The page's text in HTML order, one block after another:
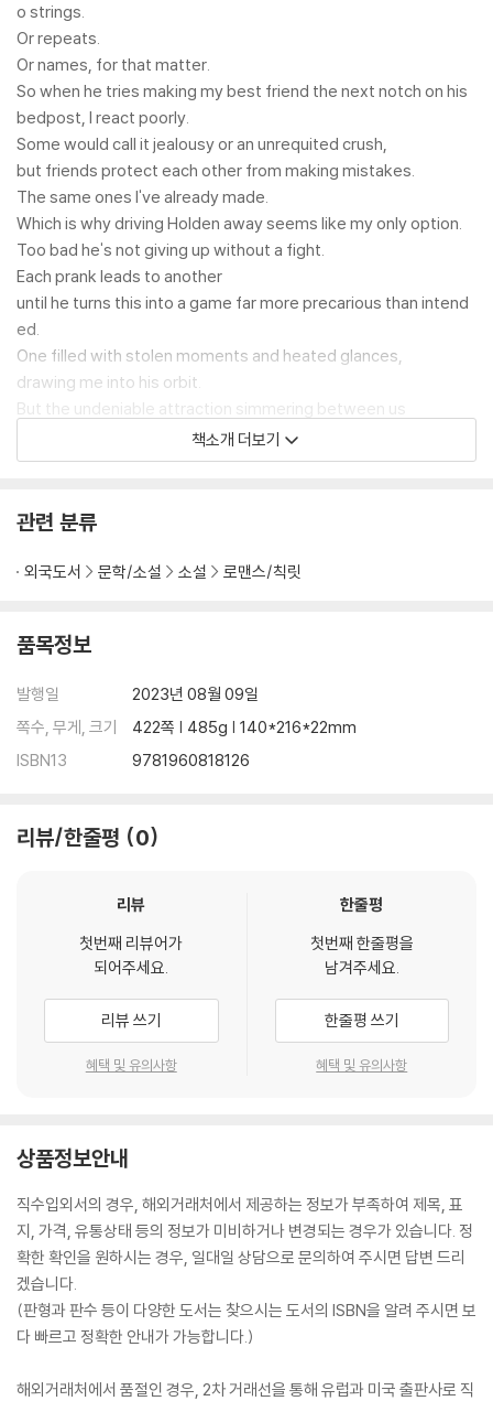
o strings.
Or repeats.
Or names, for that matter.
So when he tries making my best friend the next notch on his
bedpost, I react poorly.
Some would call it jealousy or an unrequited crush,
but friends protect each other from making mistakes.
The same ones I've already made.
Which is why driving Holden away seems like my only option.
Too bad he's not giving up without a fight.
Each prank leads to another
until he turns this into a game far more precarious than intend
ed.
One filled with stolen moments and heated glances,
drawing me into his orbit.
But the undeniable attraction simmering between us
leaves me caught in the crosshairs of an impossible decision.
Loyalty...or love.
*Caught Stealing is the second in a five book standalone colle
cky, two guys fighting for the upper hand, and enough cock-b
책소개 더보기
관련 분류
외국도서 문학/소설 소설 로맨스/칙릿
품목정보
발행일
2023년 08월 09일
쪽수, 무게, 크기
422쪽 | 485g | 140*216*22mm
ISBN13
9781960818126
리뷰/한줄평 0
리뷰
첫번째 리뷰어가
되어주세요.
리뷰 쓰기
혜택 및 유의사항
한줄평
첫번째 한줄평을
남겨주세요.
한줄평 쓰기
혜택 및 유의사항
상품정보안내
직수입외서의 경우, 해외거래처에서 제공하는 정보가 부족하여 제목, 표
지, 가격, 유통상태 등의 정보가 미비하거나 변경되는 경우가 있습니다. 정
확한 확인을 원하시는 경우, 일대일 상담으로 문의하여 주시면 답변 드리
겠습니다.
(판형과 판수 등이 다양한 도서는 찾으시는 도서의 ISBN을 알려 주시면 보
다 빠르고 정확한 안내가 가능합니다.)
해외거래처에서 품절인 경우, 2차 거래선을 통해 유럽과 미국 출판사로 직